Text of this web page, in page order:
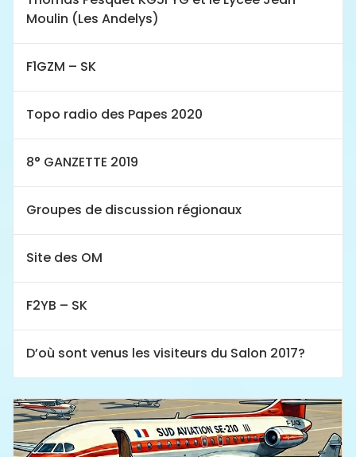
Moulin (Les Andelys)
F1GZM – SK
Topo radio des Papes 2020
8° GANZETTE 2019
Groupes de discussion régionaux
Site des OM
F2YB – SK
D’où sont venus les visiteurs du Salon 2017?